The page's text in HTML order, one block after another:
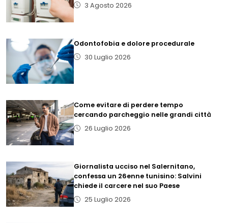
3 Agosto 2026
Odontofobia e dolore procedurale
30 Luglio 2026
Come evitare di perdere tempo
cercando parcheggio nelle grandi città
26 Luglio 2026
Giornalista ucciso nel Salernitano,
confessa un 26enne tunisino: Salvini
chiede il carcere nel suo Paese
25 Luglio 2026